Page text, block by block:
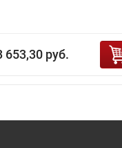
653,30 руб.